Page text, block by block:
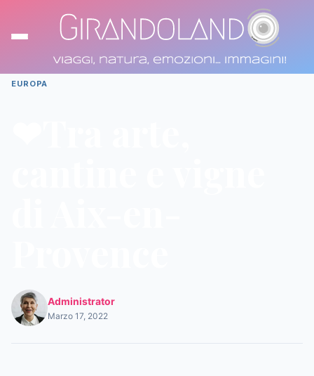
EUROPA
Administrator
Marzo 17, 2022